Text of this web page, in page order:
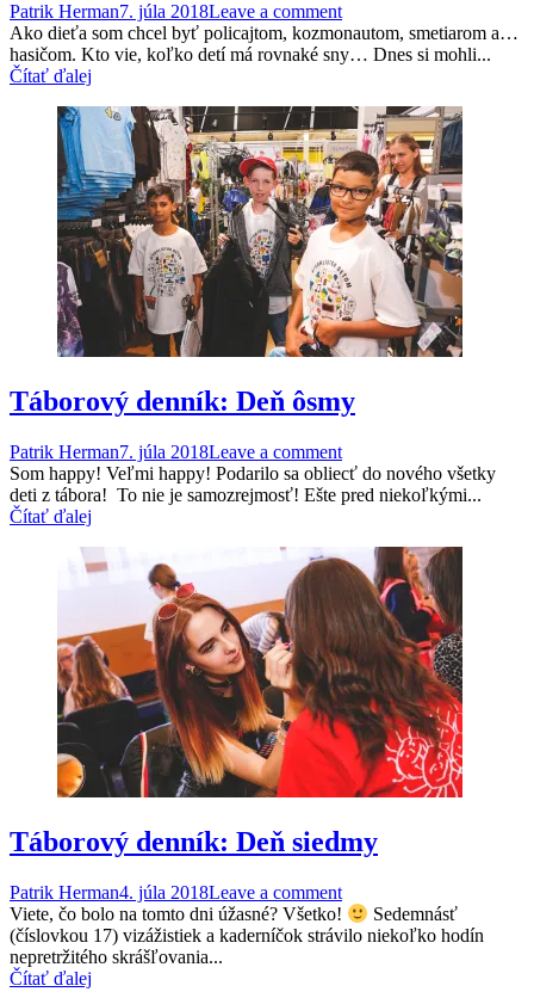
Patrik Herman7. júla 2018Leave a comment
Ako dieťa som chcel byť policajtom, kozmonautom, smetiarom a…
hasičom. Kto vie, koľko detí má rovnaké sny… Dnes si mohli...
Čítať ďalej
Táborový denník: Deň ôsmy
Patrik Herman7. júla 2018Leave a comment
Som happy! Veľmi happy! Podarilo sa obliecť do nového všetky
deti z tábora! To nie je samozrejmosť! Ešte pred niekoľkými...
Čítať ďalej
Táborový denník: Deň siedmy
Patrik Herman4. júla 2018Leave a comment
Viete, čo bolo na tomto dni úžasné? Všetko!
Sedemnásť
(číslovkou 17) vizážistiek a kaderníčok strávilo niekoľko hodín
nepretržitého skrášľovania...
Čítať ďalej